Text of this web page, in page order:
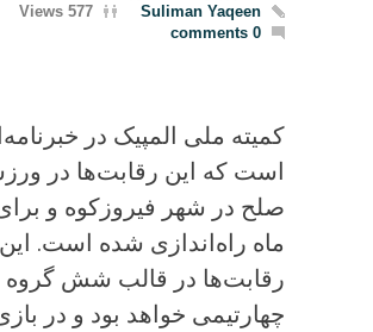
Suliman Yaqeen
577 Views
0 comments
کمیته ملی المپیک در
است که این رقابت‌ها در
صلح در شهر فیروزکوه و
ماه راه‌اندازی شده است. این
رقابت‌ها در قالب شش گروه
چهارتیمی خواهد بود و در